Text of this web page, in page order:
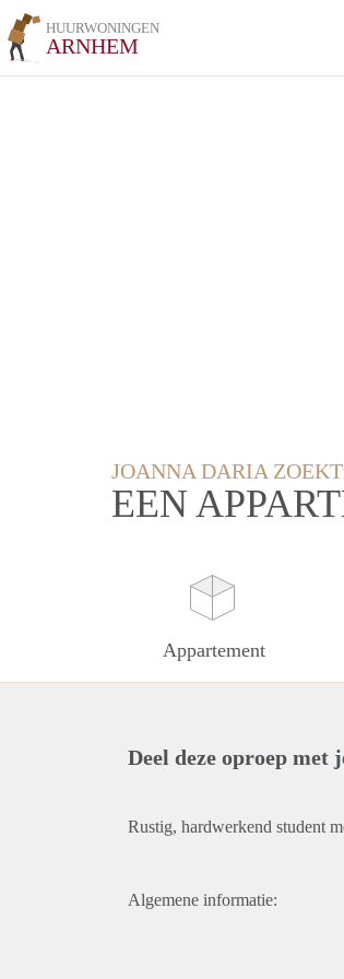
HUURWONINGEN
ARNHEM
JOANNA DARIA
EEN
Appartement
Deel deze oproep met
Rustig, hardwerkend student
Algemene informatie: